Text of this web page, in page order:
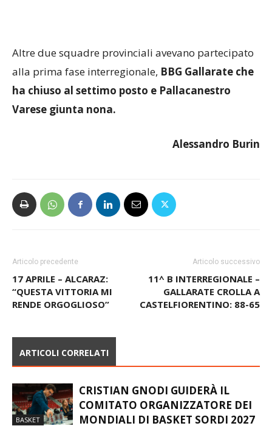
alla prima fase interregionale,BBG Gallarate che
ha chiuso al settimo posto e Pallacanestro
Varese giunta nona.
17 APRILE – ALCARAZ:
“QUESTA VITTORIA MI
RENDE ORGOGLIOSO”
11^ B INTERREGIONALE –
GALLARATE CROLLA A
CASTELFIORENTINO: 88-65
BASKET
COMITATO ORGANIZZATORE DEI
MONDIALI DI BASKET SORDI 2027